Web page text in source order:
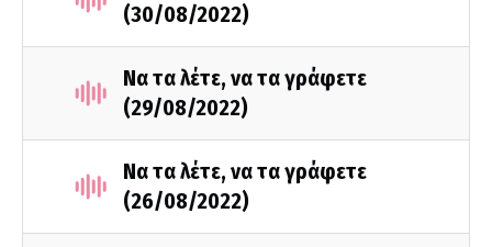
(30/08/2022)
Να τα λέτε, να τα γράφετε
(29/08/2022)
Να τα λέτε, να τα γράφετε
(26/08/2022)